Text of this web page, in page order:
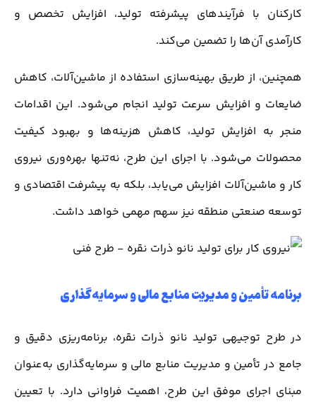
کارکنان با فرآیندهای پیشرفته تولید، افزایش تخصص و
کارآمدی آن‌ها را تضمین می‌کند.
همچنین، از طریق بهینه‌سازی استفاده از ماشین‌آلات، کاهش
ضایعات و افزایش سرعت تولید انجام می‌شود. این اقدامات
منجر به افزایش تولید، کاهش هزینه‌ها و بهبود کیفیت
محصولات می‌شود. با اجرای این طرح، نه‌تنها بهره‌وری نیروی
کار و ماشین‌آلات افزایش می‌یابد، بلکه به پیشرفت اقتصادی و
توسعه صنعتی منطقه نیز سهم مهمی خواهد داشت.
برنامه تأمین و مدیریت منابع مالی و سرمایه‌گذاری
در طرح توجیهی تولید نانو ذرات نقره، برنامه‌ریزی دقیق و
جامع در تأمین و مدیریت منابع مالی و سرمایه‌گذاری به‌عنوان
مبنای اجرای موفق این طرح، اهمیت فراوانی دارد. با تعیین